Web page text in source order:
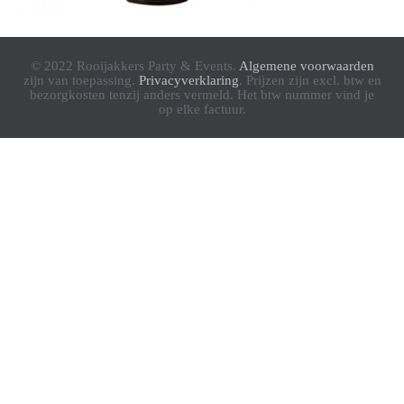
© 2022 Rooijakkers Party & Events. Algemene voorwaarden
zijn van toepassing. Privacyverklaring. Prijzen zijn excl. btw en
bezorgkosten tenzij anders vermeld. Het btw nummer vind je
op elke factuur.